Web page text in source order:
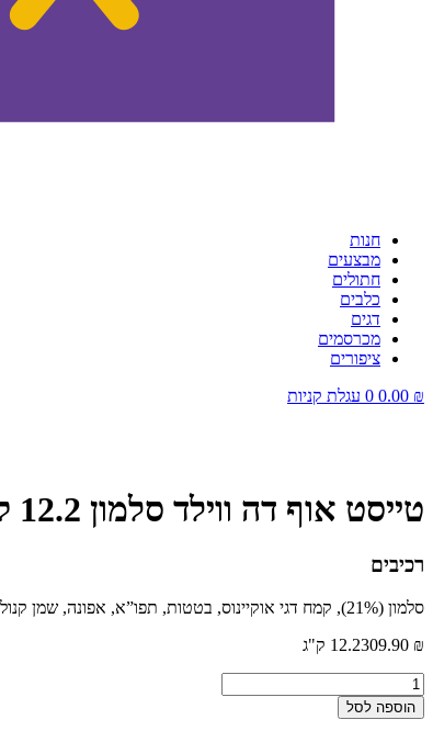
חנות
מבצעים
חתולים
כלבים
דגים
מכרסמים
ציפורים
0.00 ₪
0 עגלת קניות
טייסט אוף דה ווילד סלמון 12.2 ק"ג
רכיבים
סלמון (21%), קמח דגי אוקיינוס, בטטות, תפו”א, אפונה, שמן קנולה, עדשים, קמח סלמון, סלמון מעושן (4%) סיבי תפו”א, מינרלים, שורש עולש מיובש, עגבניות, אוכמניות, פטל, תמצית יוקה. ארץ ייצור:
309.90 ₪
12.2 ק"ג
כמות
של
טייסט
הוספה לסל